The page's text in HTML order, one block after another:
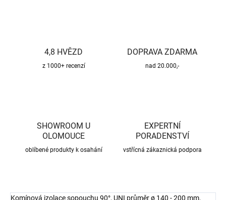
4,8 HVĚZD
z 1000+ recenzí
DOPRAVA ZDARMA
nad 20.000,-
SHOWROOM U
OLOMOUCE
oblíbené produkty k osahání
EXPERTNÍ
PORADENSTVÍ
vstřícná zákaznická podpora
Komínová izolace sopouchu 90°, UNI průměr ø 140 - 200 mm.